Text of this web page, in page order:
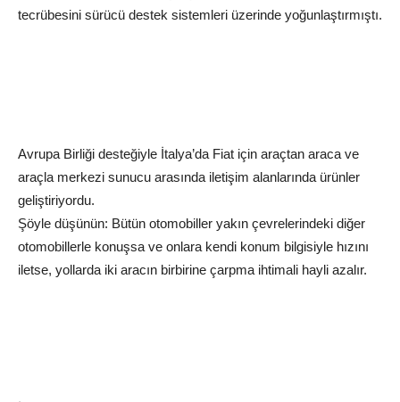
tecrübesini sürücü destek sistemleri üzerinde yoğunlaştırmıştı.
Avrupa Birliği desteğiyle İtalya’da Fiat için araçtan araca ve
araçla merkezi sunucu arasında iletişim alanlarında ürünler
geliştiriyordu.
Şöyle düşünün: Bütün otomobiller yakın çevrelerindeki diğer
otomobillerle konuşsa ve onlara kendi konum bilgisiyle hızını
iletse, yollarda iki aracın birbirine çarpma ihtimali hayli azalır.